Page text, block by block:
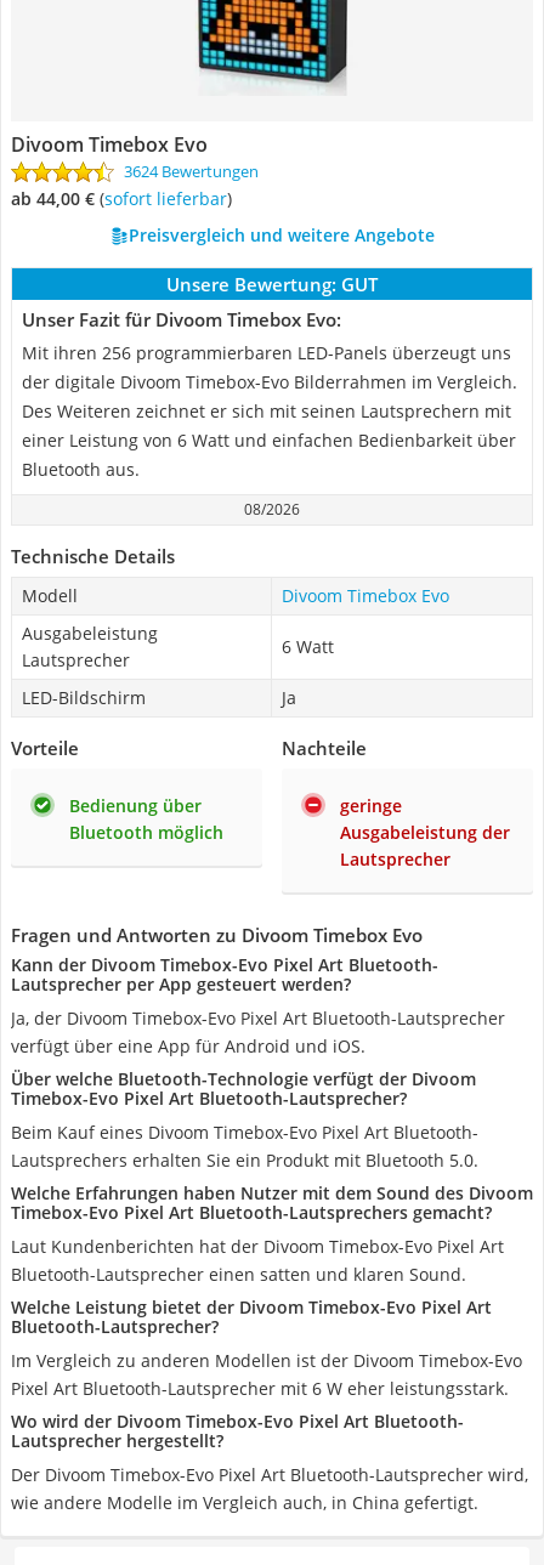
Divoom Timebox Evo
3624 Bewertungen
ab 44,00 € ( Sofort lieferbar)
Preisvergleich und weitere Angebote
Unsere Bewertung: GUT
Unser Fazit für Divoom Timebox Evo:
Mit ihren 256 programmierbaren LED-Panels überzeugt uns
der digitale Divoom Timebox-Evo Bilderrahmen im Vergleich.
Des Weiteren zeichnet er sich mit seinen Lautsprechern mit
einer Leistung von 6 Watt und einfachen Bedienbarkeit über
Bluetooth aus.
08/2026
Technische Details
Modell
Divoom Timebox Evo
Ausgabeleistung
Lautsprecher
6 Watt
LED-Bildschirm Ja
Vorteile
Bedienung über
Bluetooth möglich
Nachteile
geringe
Ausgabeleistung der
Lautsprecher
Fragen und Antworten zu Divoom Timebox Evo
Kann der Divoom Timebox-Evo Pixel Art Bluetooth-
Lautsprecher per App gesteuert werden?
Ja, der Divoom Timebox-Evo Pixel Art Bluetooth-Lautsprecher
verfügt über eine App für Android und iOS.
Über welche Bluetooth-Technologie verfügt der Divoom
Timebox-Evo Pixel Art Bluetooth-Lautsprecher?
Beim Kauf eines Divoom Timebox-Evo Pixel Art Bluetooth-
Lautsprechers erhalten Sie ein Produkt mit Bluetooth 5.0.
Welche Erfahrungen haben Nutzer mit dem Sound des Divoom
Timebox-Evo Pixel Art Bluetooth-Lautsprechers gemacht?
Laut Kundenberichten hat der Divoom Timebox-Evo Pixel Art
Bluetooth-Lautsprecher einen satten und klaren Sound.
Welche Leistung bietet der Divoom Timebox-Evo Pixel Art
Bluetooth-Lautsprecher?
Im Vergleich zu anderen Modellen ist der Divoom Timebox-Evo
Pixel Art Bluetooth-Lautsprecher mit 6 W eher leistungsstark.
Wo wird der Divoom Timebox-Evo Pixel Art Bluetooth-
Lautsprecher hergestellt?
Der Divoom Timebox-Evo Pixel Art Bluetooth-Lautsprecher wird,
wie andere Modelle im Vergleich auch, in China gefertigt.